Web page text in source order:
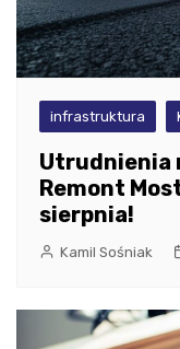
infrastruktura
Utrudnienia
Remont
sierpnia!
Kamil Sośniak